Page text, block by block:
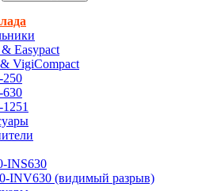
Easypact
VigiCompact
250
630
INS630
INV630 (видимый разрыв)